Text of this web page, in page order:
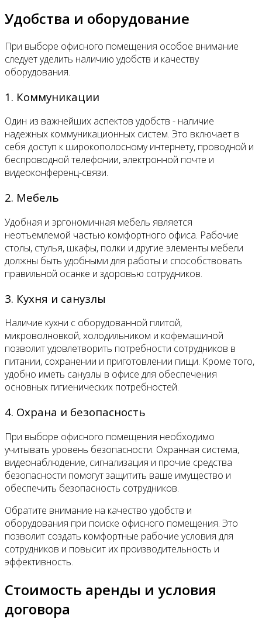
Удобства и оборудование
При выборе офисного помещения особое внимание
следует уделить наличию удобств и качеству
оборудования.
1. Коммуникации
Один из важнейших аспектов удобств - наличие
надежных коммуникационных систем. Это включает в
себя доступ к широкополосному интернету, проводной и
беспроводной телефонии, электронной почте и
видеоконференц-связи.
2. Мебель
Удобная и эргономичная мебель является
неотъемлемой частью комфортного офиса. Рабочие
столы, стулья, шкафы, полки и другие элементы мебели
должны быть удобными для работы и способствовать
правильной осанке и здоровью сотрудников.
3. Кухня и санузлы
Наличие кухни с оборудованной плитой,
микроволновкой, холодильником и кофемашиной
позволит удовлетворить потребности сотрудников в
питании, сохранении и приготовлении пищи. Кроме того,
удобно иметь санузлы в офисе для обеспечения
основных гигиенических потребностей.
4. Охрана и безопасность
При выборе офисного помещения необходимо
учитывать уровень безопасности. Охранная система,
видеонаблюдение, сигнализация и прочие средства
безопасности помогут защитить ваше имущество и
обеспечить безопасность сотрудников.
Обратите внимание на качество удобств и
оборудования при поиске офисного помещения. Это
позволит создать комфортные рабочие условия для
сотрудников и повысит их производительность и
эффективность.
Стоимость аренды и условия
договора